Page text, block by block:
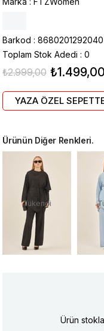
Barkod : 8680201292040
Toplam Stok Adedi : 0
₺2.999,00 ₺1.499,00
YAZA ÖZEL
Ürünün Diğer Renkleri.
Tükendi
Ürün